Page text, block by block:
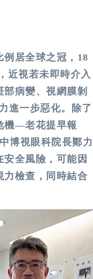
居全球之冠，18
近視若未即時介入
病變、視網膜剝
進一步惡化。除了
機—老花提早報
博視眼科院長鄭力
全風險，可能因
力檢查，同時結合